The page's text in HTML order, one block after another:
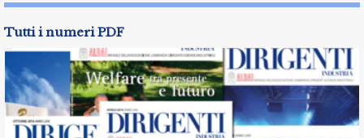
Tutti i numeri PDF